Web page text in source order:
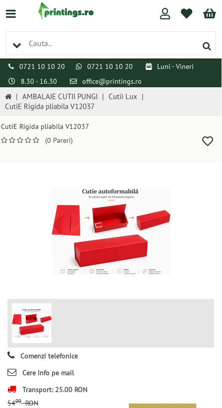
0721 10 10 20 0721 10 10 20
Luni - Vineri
8.30 - 16.30
office@printings.ro
| AMBALAJE CUTII PUNGI | Cutii Lux |
CutiE Rigida pliabila V12037
CutiE Rigida pliabila V12037
(0 Pareri)
Comenzi telefonice
Cere info pe mail
Transport: 25.00 RON
5400RON